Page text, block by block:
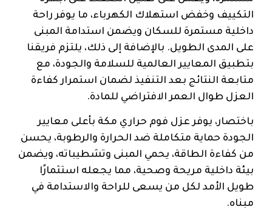
التكييف وخفض استهلاك الكهرباء، ما يوفر راحة
داخلية مستمرة للسكان ويضمن استدامة المبنى
على المدى الطويل. بالإضافة إلى ذلك، يلتزم فريقنا
بتطبيق المعايير العالمية للسلامة والجودة، مع
متابعة النتائج بعد التنفيذ لضمان استمرار كفاءة
العزل طوال العمر الافتراضي للمادة.
باختصار، يوفر عزل فوم حراري مكة بأعلى معايير
الجودة حماية متكاملة ضد الحرارة والرطوبة، يحسن
من كفاءة الطاقة، يحمي المبنى وتشطيباته، ويضمن
بيئة داخلية مريحة وصحية، مما يجعله استثمارًا
طويل الأمد لكل من يسعى للراحة والاستدامة في
مبناه.